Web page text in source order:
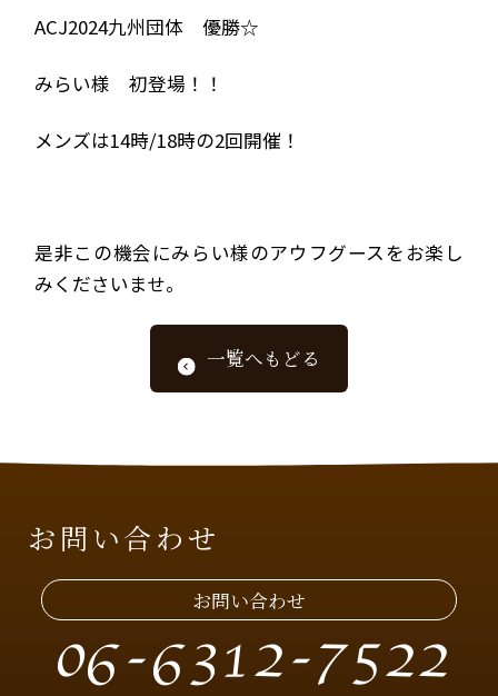
ACJ2024九州団体 優勝☆
みらい様 初登場！！
メンズは14時/18時の2回開催！
是非この機会にみらい様のアウフグースをお楽し
みくださいませ。
一覧へもどる
お問い合わせ
お問い合わせ
06-6312-7522